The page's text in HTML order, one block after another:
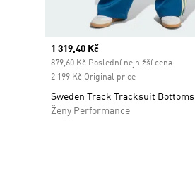
Current price
1 319,40 Kč
879,60 Kč Poslední nejnižší cena
2 199 Kč Original price
Sweden Track Tracksuit Bottoms
Ženy Performance